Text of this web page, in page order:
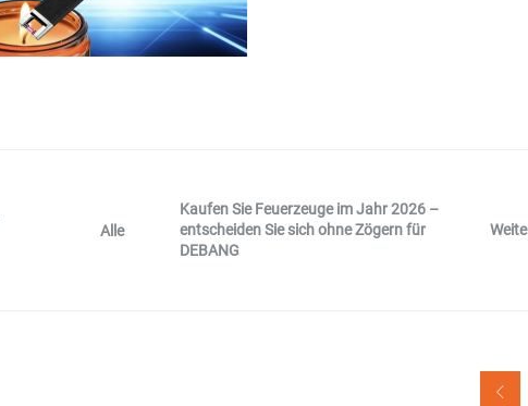
Alle
Kaufen Sie Feuerzeuge im Jahr 2026 –
entscheiden Sie sich ohne Zögern für
DEBANG